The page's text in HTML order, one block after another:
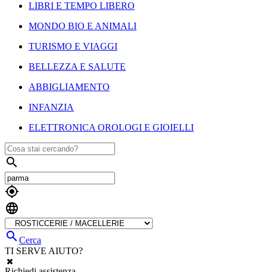
LIBRI E TEMPO LIBERO
MONDO BIO E ANIMALI
TURISMO E VIAGGI
BELLEZZA E SALUTE
ABBIGLIAMENTO
INFANZIA
ELETTRONICA OROLOGI E GIOIELLI



Cerca
TI SERVE AIUTO?